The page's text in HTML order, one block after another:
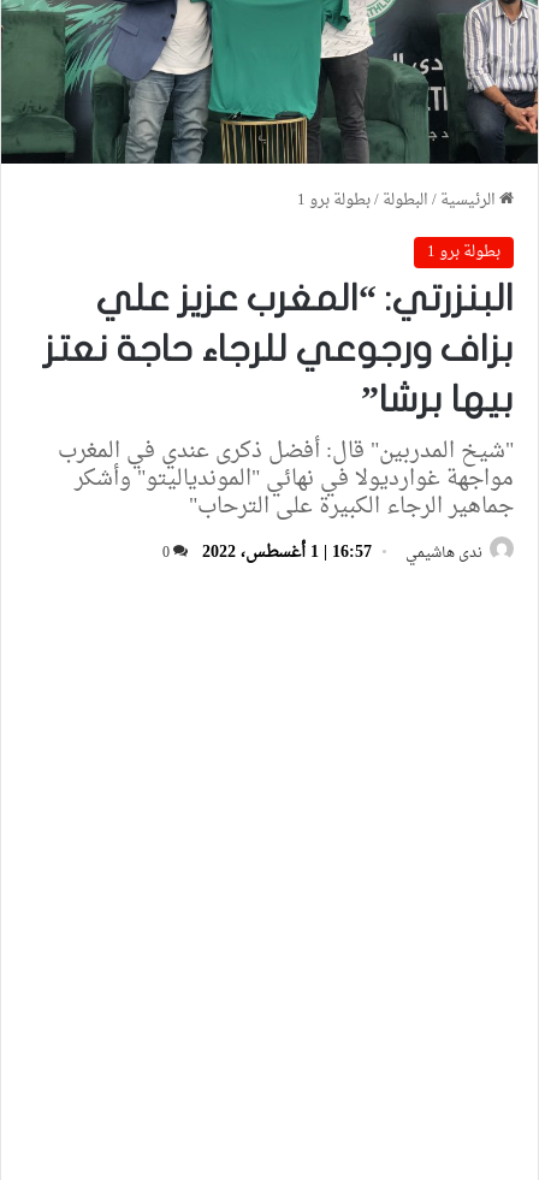
الرئيسية/البطولة/بطولة برو 1
بطولة برو 1
البنزرتي: “المغرب عزيز علي
بزاف ورجوعي للرجاء حاجة نعتز
بيها برشا”
"شيخ المدربين" قال: أفضل ذكرى عندي في المغرب
مواجهة غوارديولا في نهائي "الموندياليتو" وأشكر
جماهير الرجاء الكبيرة على الترحاب"
ندى هاشيمي 16:57 | 1 أغسطس، 2022 0